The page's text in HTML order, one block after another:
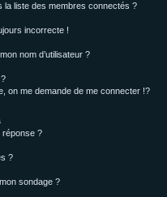
la liste des membres connectés ?
incorrecte !
nom d’utilisateur ?
on me demande de me connecter !?
réponse ?
?
sondage ?